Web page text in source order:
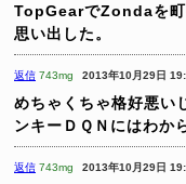
TopGearでZondaを町
思い出した。
返信 743mg 2013年10月29日
めちゃくちゃ格好悪い
ンキーＤＱＮにはわか
返信 743mg 2013年10月29日